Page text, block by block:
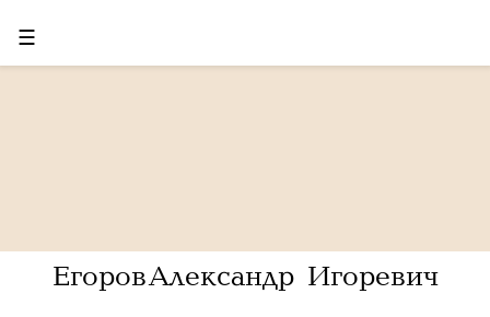
☰
Егоров Александр Игоревич